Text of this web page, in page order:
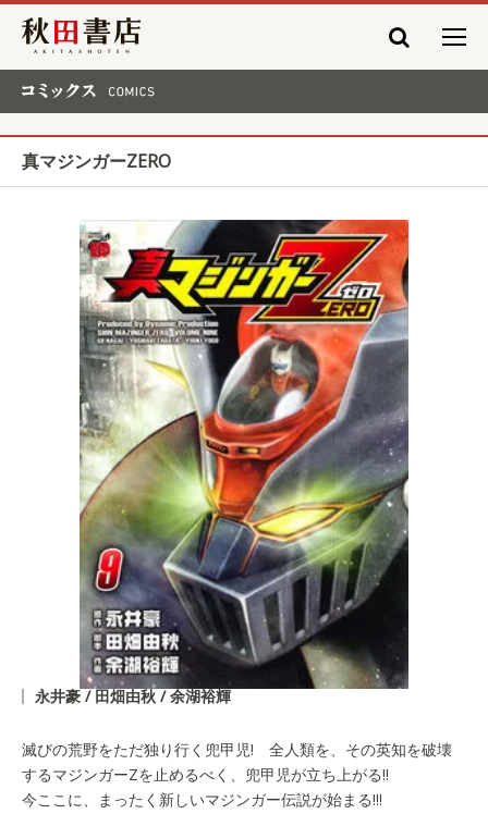
秋田書店
真マジンガーZERO
永井豪 / 田畑由秋 / 余湖裕輝
滅びの荒野をただ独り行く兜甲児! 全人類を、その英知を破壊
するマジンガーZを止めるべく、兜甲児が立ち上がる!!
今ここに、まったく新しいマジンガー伝説が始まる!!!